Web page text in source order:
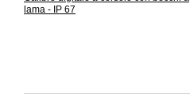
lama - IP 67